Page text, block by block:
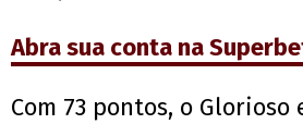
Abra sua conta na
Com 73 pontos, o Glorioso